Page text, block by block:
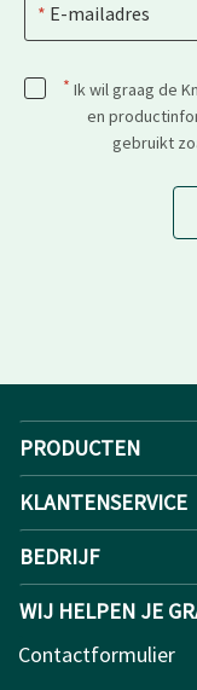
E-mailadres
* Ik wil graag de
en
gebruikt
PRODUCTEN
KLANTENSERVICE
BEDRIJF
WIJ HELPEN JE
Contactformulier